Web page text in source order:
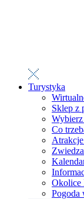
Turystyka
Sklep z
Co
Okolice
Pogoda